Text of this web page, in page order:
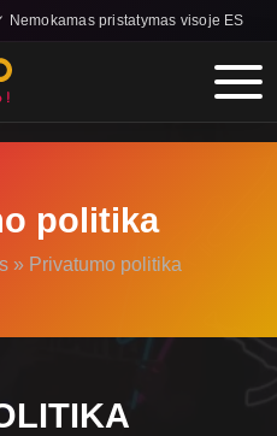
Nemokamas pristatymas visoje ES
politika
» Privatumo politika